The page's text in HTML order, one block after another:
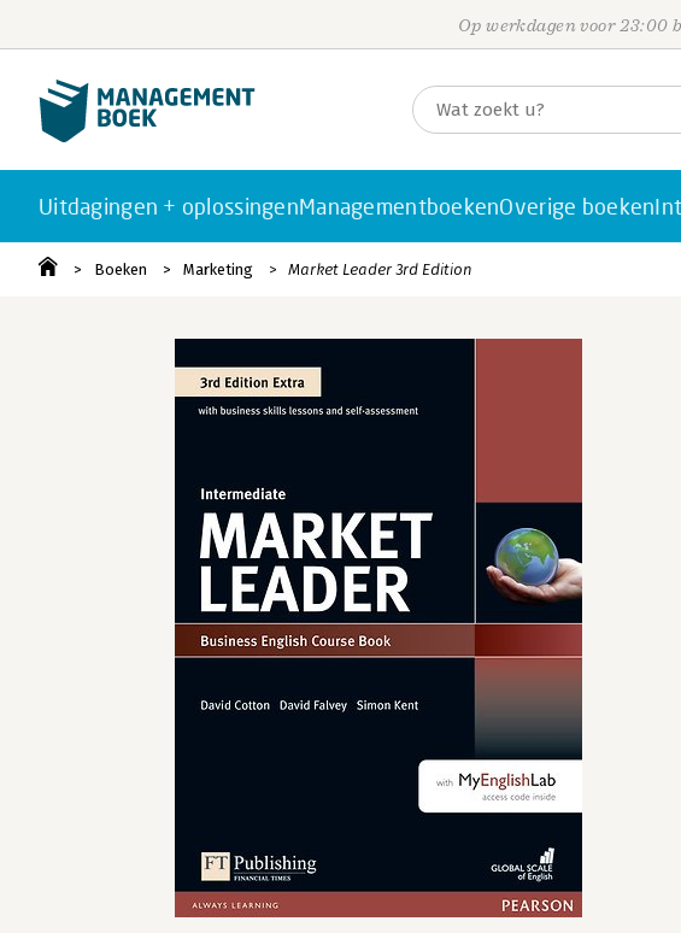
Op werkdagen voor 23:00
Uitdagingen + oplossingenManagementboekenOverige boeken
Boeken Marketing Market Leader 3rd Edition